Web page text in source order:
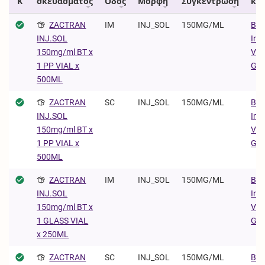
ZACTRAN
INJ.SOL
150mg/ml BT x
1 PP VIAL x
500ML
IM INJ_SOL 150MG/ML
ZACTRAN
INJ.SOL
150mg/ml BT x
1 PP VIAL x
500ML
SC INJ_SOL 150MG/ML
ZACTRAN
INJ.SOL
150mg/ml BT x
1 GLASS VIAL
x 250ML
IM INJ_SOL 150MG/ML
ZACTRAN
SC INJ_SOL 150MG/ML